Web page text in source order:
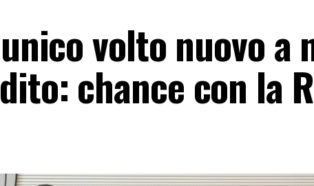
volto nuovo a
chance con la